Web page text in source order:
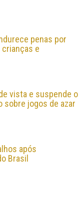
penas por
e
vista e suspende o
sobre jogos de azar
após
Brasil